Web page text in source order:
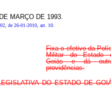
MARÇO DE 1993.
de 26-01-2010, art. 10.
Fixa o efetivo da
Militar do Estado
Goiás e dá
providências.
DO ESTADO DE